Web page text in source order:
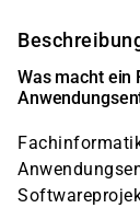
Was macht